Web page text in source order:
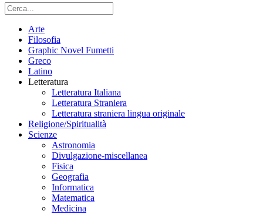
Arte
Filosofia
Graphic Novel Fumetti
Greco
Latino
Letteratura
Letteratura Italiana
Letteratura Straniera
Letteratura straniera lingua originale
Religione/Spiritualità
Scienze
Astronomia
Divulgazione-miscellanea
Fisica
Geografia
Informatica
Matematica
Medicina